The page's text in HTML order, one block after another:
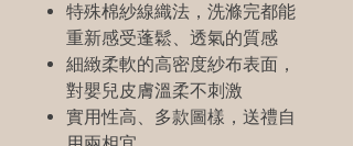
特殊棉紗線織法，洗滌完都能
重新感受蓬鬆、透氣的質感
細緻柔軟的高密度紗布表面，
對嬰兒皮膚溫柔不刺激
實用性高、多款圖樣，送禮自